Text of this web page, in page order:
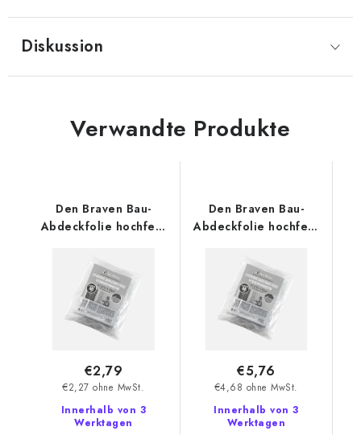
Diskussion
Verwandte Produkte
Den Braven Bau-
Abdeckfolie hochfest
Innerhalb von 3
Werktagen
€2,27 ohne MwSt.
€2,79
Den Braven Bau-
Abdeckfolie hochfest
Innerhalb von 3
Werktagen
€4,68 ohne MwSt.
€5,76